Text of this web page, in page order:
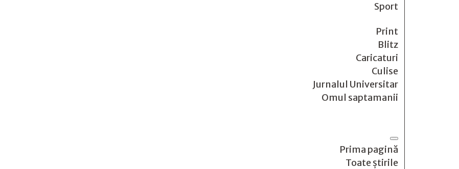
Sport
Print
Blitz
Caricaturi
Culise
Jurnalul Universitar
Omul saptamanii
Prima pagină
Toate știrile